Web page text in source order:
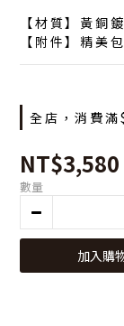
【材質】黃銅
【附件】精美
全店，消費
NT$3,580
數量
加入購